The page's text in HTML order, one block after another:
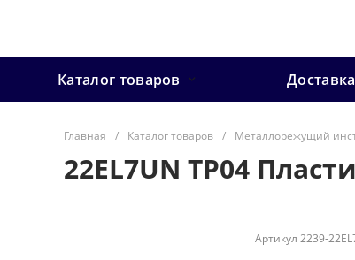
Каталог товаров
Главная / Каталог товаров / Металлорежущий
22EL7UN TP04
Артикул 2239-